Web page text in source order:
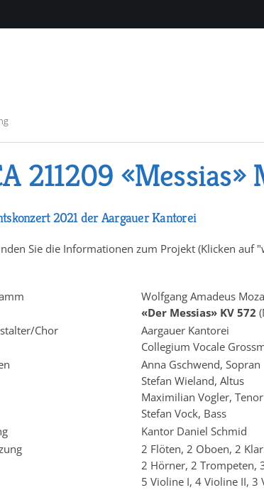
211209
2021 der Aargauer Kantorei
Sie die Informationen zum Projekt (Klicken auf
Wolfgang Amadeus
«Der Messias» KV 572
Chor
Aargauer Kantorei
Collegium Vocale
Anna Gschwend, Sopran
Stefan Wieland, Altus
Maximilian Vogler, Tenor
Stefan Vock, Bass
Kantor Daniel Schmid
2 Flöten, 2 Oboen, 2
2 Hörner, 2 Trompeten,
5 Violine I, 4 Violine II,